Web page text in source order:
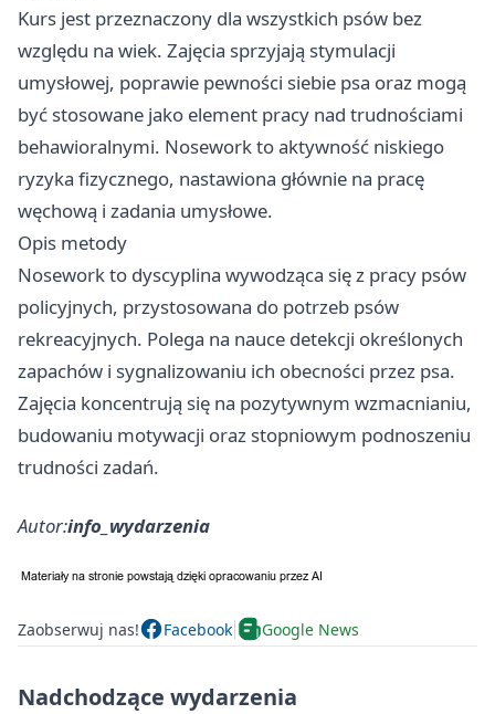
Kurs jest przeznaczony dla wszystkich psów bez
względu na wiek. Zajęcia sprzyjają stymulacji
umysłowej, poprawie pewności siebie psa oraz mogą
być stosowane jako element pracy nad trudnościami
behawioralnymi. Nosework to aktywność niskiego
ryzyka fizycznego, nastawiona głównie na pracę
węchową i zadania umysłowe.
Opis metody
Nosework to dyscyplina wywodząca się z pracy psów
policyjnych, przystosowana do potrzeb psów
rekreacyjnych. Polega na nauce detekcji określonych
zapachów i sygnalizowaniu ich obecności przez psa.
Zajęcia koncentrują się na pozytywnym wzmacnianiu,
budowaniu motywacji oraz stopniowym podnoszeniu
trudności zadań.
Autor:info_wydarzenia
Zaobserwuj nas! Facebook Google News
Nadchodzące wydarzenia